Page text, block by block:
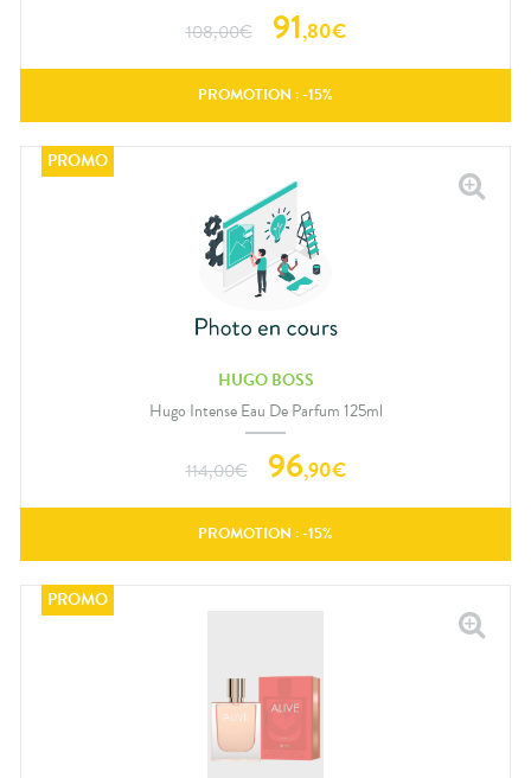
108,00€ 91,80€
PROMOTION : -15%
HUGO BOSS
Hugo Intense Eau De Parfum 125ml
114,00€ 96,90€
PROMOTION : -15%